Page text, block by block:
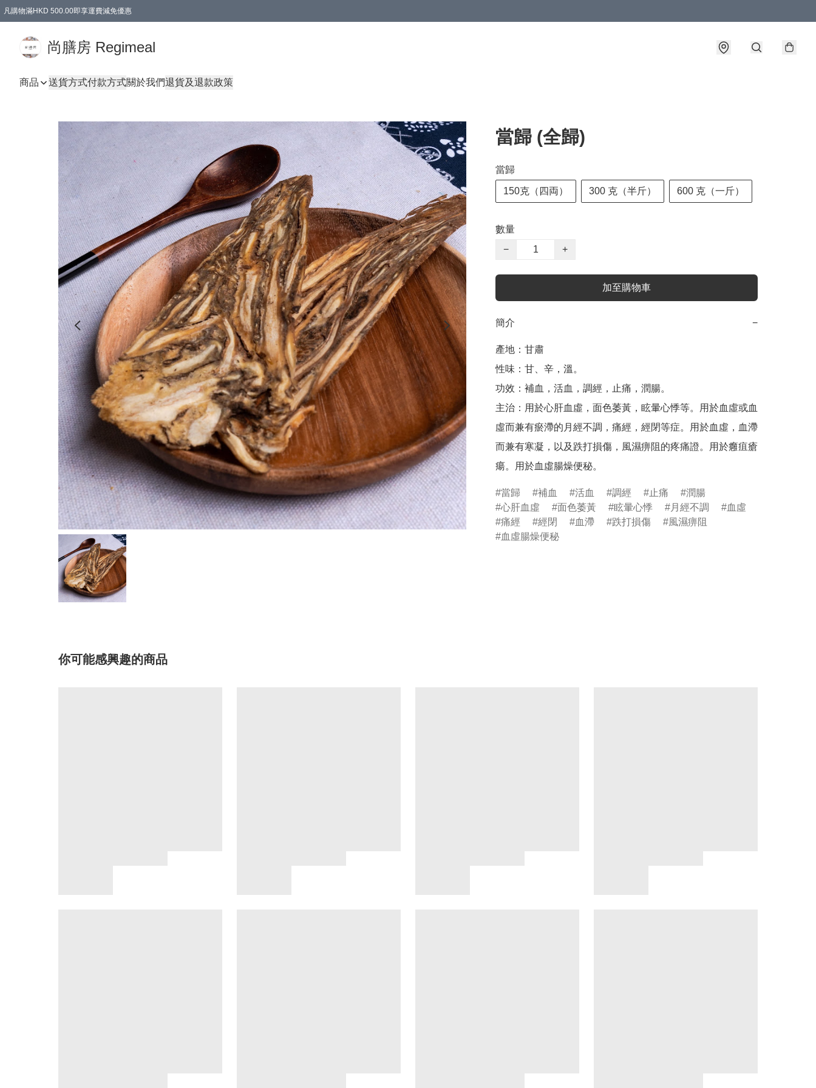
凡購物滿HKD 500.00即享運費減免優惠
尚膳房 Regimeal
商品 送貨方式付款方式關於我們退貨及退款政策
當歸 (全歸)
當歸
150克（四両） 300 克（半斤） 600 克（一斤）
數量
−
+
加至購物車
簡介 −
產地：甘肅
性味：甘、辛，溫。
功效：補血，活血，調經，止痛，潤腸。
主治：用於心肝血虛，面色萎黃，眩暈心悸等。用於血虛或血
虛而兼有瘀滯的月經不調，痛經，經閉等症。用於血虛，血滯
而兼有寒凝，以及跌打損傷，風濕痹阻的疼痛證。用於癰疽瘡
當歸 補血 活血 調經 止痛
潤腸
心肝血虛
面色萎黃 眩暈心悸 月經不調
血虛
痛經
經閉 血滯 跌打損傷
風濕痹阻
血虛腸燥便秘
你可能感興趣的商品